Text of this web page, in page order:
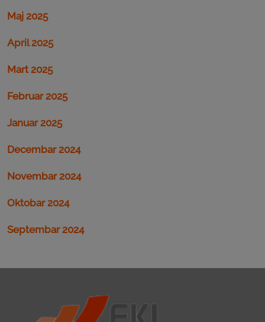
Maj 2025
April 2025
Mart 2025
Februar 2025
Januar 2025
Decembar 2024
Novembar 2024
Oktobar 2024
Septembar 2024